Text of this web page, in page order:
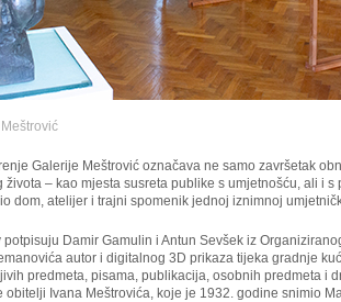
Galerije Meštrović označava ne samo završetak
života – kao mjesta susreta publike s umjetnošću, ali i s
dom, atelijer i trajni spomenik jednoj iznimnoj
potpisuju Damir Gamulin i Antun Sevšek iz
autor i digitalnog 3D prikaza tijeka gradnje
predmeta, pisama, publikacija, osobnih predmeta i
obitelji Ivana Meštrovića, koje je 1932. godine snimio